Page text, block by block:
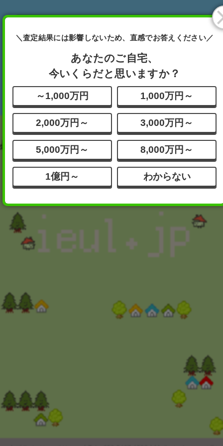
完全無料
※2022年1月現在
｢不動産の一括査定サイトに関するランキング調査｣より
(株)東京商工リサーチ調べ
どれですか？
ボタンを押してください
一戸建て
分譲
その他
＼査定結果には影響しないため、直感でお答えください／
あなたのご自宅、
今いくらだと思いますか？
～1,000万円 1,000万円～
2,000万円～ 3,000万円～
5,000万円～ 8,000万円～
1億円～ わからない